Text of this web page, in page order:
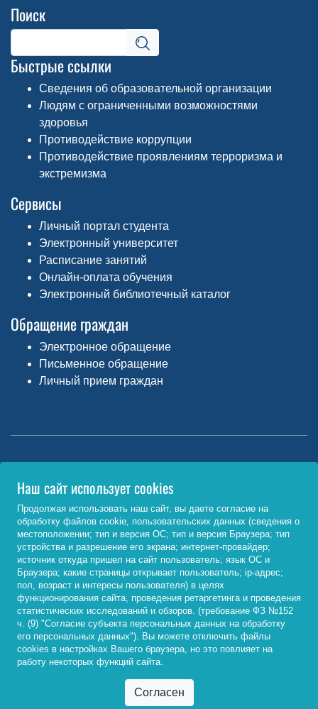
Поиск
Быстрые ссылки
Сведения об образовательной организации
Людям с ограниченными возможностями
здоровья
Противодействие коррупции
Противодействие проявлениям терроризма и
экстремизма
Сервисы
Личный портал студента
Электронный университет
Расписание занятий
Онлайн-оплата обучения
Электронный библиотечный каталог
Обращение граждан
Электронное обращение
Письменное обращение
Личный прием граждан
Министерство науки и высшего образования РФ
http://www.minobrnauki.gov.ru/
Министерство просвещения РФ
https://edu.gov.ru/
Федеральный портал «Российское образование»
http://www.edu.ru/
© 2026, ФГБОУ ВО «Байкальский государственный
университет»
Наш сайт использует cookies
Продолжая использовать наш сайт, вы даете согласие на
обработку файлов cookie, пользовательских данных (сведения о
местоположении; тип и версия ОС; тип и версия Браузера; тип
устройства и разрешение его экрана; интернет-провайдер;
источник откуда пришел на сайт пользователь; язык ОС и
Браузера; какие страницы открывает пользователь; ip-адрес;
пол, возраст и интересы пользователя) в целях
функционирования сайта, проведения ретаргетинга и проведения
статистических исследований и обзоров. (требование ФЗ №152
ч. (9) "Согласие субъекта персональных данных на обработку
его персональных данных"). Вы можете отключить файлы
cookies в настройках Вашего браузера, но это повлияет на
работу некоторых функций сайта.